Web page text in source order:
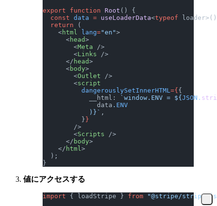
export function Root () {
  const
data = useLoaderData<typeof
  return
(
    <
html lang="en">
      <
head>
        <
Meta />
        <
Links />
      </
head>
      <
body>
        <
Outlet />
        <
script
          dangerouslySetInnerHTML
={{
            __html:
`window.ENV = ${JSON .
              data
. ENV
            )
}` ,
          }
}
        />
        <
Scripts />
      </
body>
    </
html >
  );
}
値にアクセスする
import { loadStripe } from "@stripe/stripe-